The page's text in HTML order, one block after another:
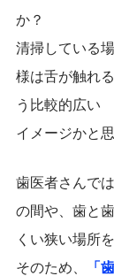
か？
清掃している
様は舌が触れ
う比較的広い
イメージかと思
歯医者さんで
の間や、歯と
くい狭い場所
そのため、
「